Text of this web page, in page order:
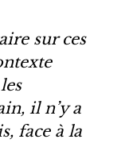
sur ces
il n’y a
face à la